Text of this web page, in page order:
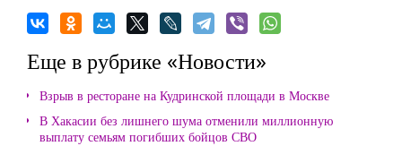
Еще в рубрике «Новости»
Взрыв в ресторане на Кудринской площади в Москве
В Хакасии без лишнего шума отменили миллионную
выплату семьям погибших бойцов СВО